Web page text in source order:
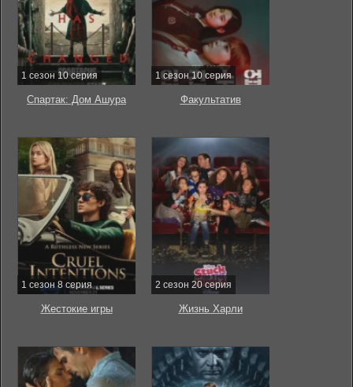
1 сезон 10 серия
Спартак: Дом Ашура
1 сезон 10 серия
Факультатив
1 сезон 8 серия
Жестокие игры
2 сезон 20 серия
Жизнь Харли